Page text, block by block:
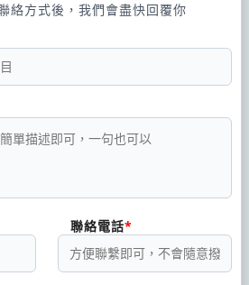
絡方式後，我們會盡快回覆你
聯絡電話